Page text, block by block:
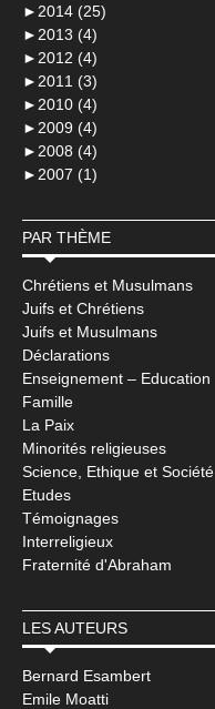
► 2014 (25)
► 2013 (4)
► 2012 (4)
► 2011 (3)
► 2010 (4)
► 2009 (4)
► 2008 (4)
► 2007 (1)
PAR THÈME
Chrétiens et Musulmans
Juifs et Chrétiens
Juifs et Musulmans
Déclarations
Enseignement – Education
Famille
La Paix
Minorités religieuses
Science, Ethique et Société
Etudes
Témoignages
Interreligieux
Fraternité d'Abraham
LES AUTEURS
Bernard Esambert
Emile Moatti